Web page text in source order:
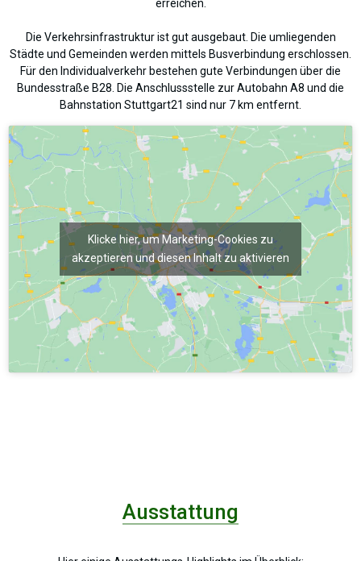
erreichen.
Die Verkehrsinfrastruktur ist gut ausgebaut. Die umliegenden
Städte und Gemeinden werden mittels Busverbindung erschlossen.
Für den Individualverkehr bestehen gute Verbindungen über die
Bundesstraße B28. Die Anschlussstelle zur Autobahn A8 und die
Bahnstation Stuttgart21 sind nur 7 km entfernt.
Klicke hier, um Marketing-Cookies zu
akzeptieren und diesen Inhalt zu aktivieren
Ausstattung